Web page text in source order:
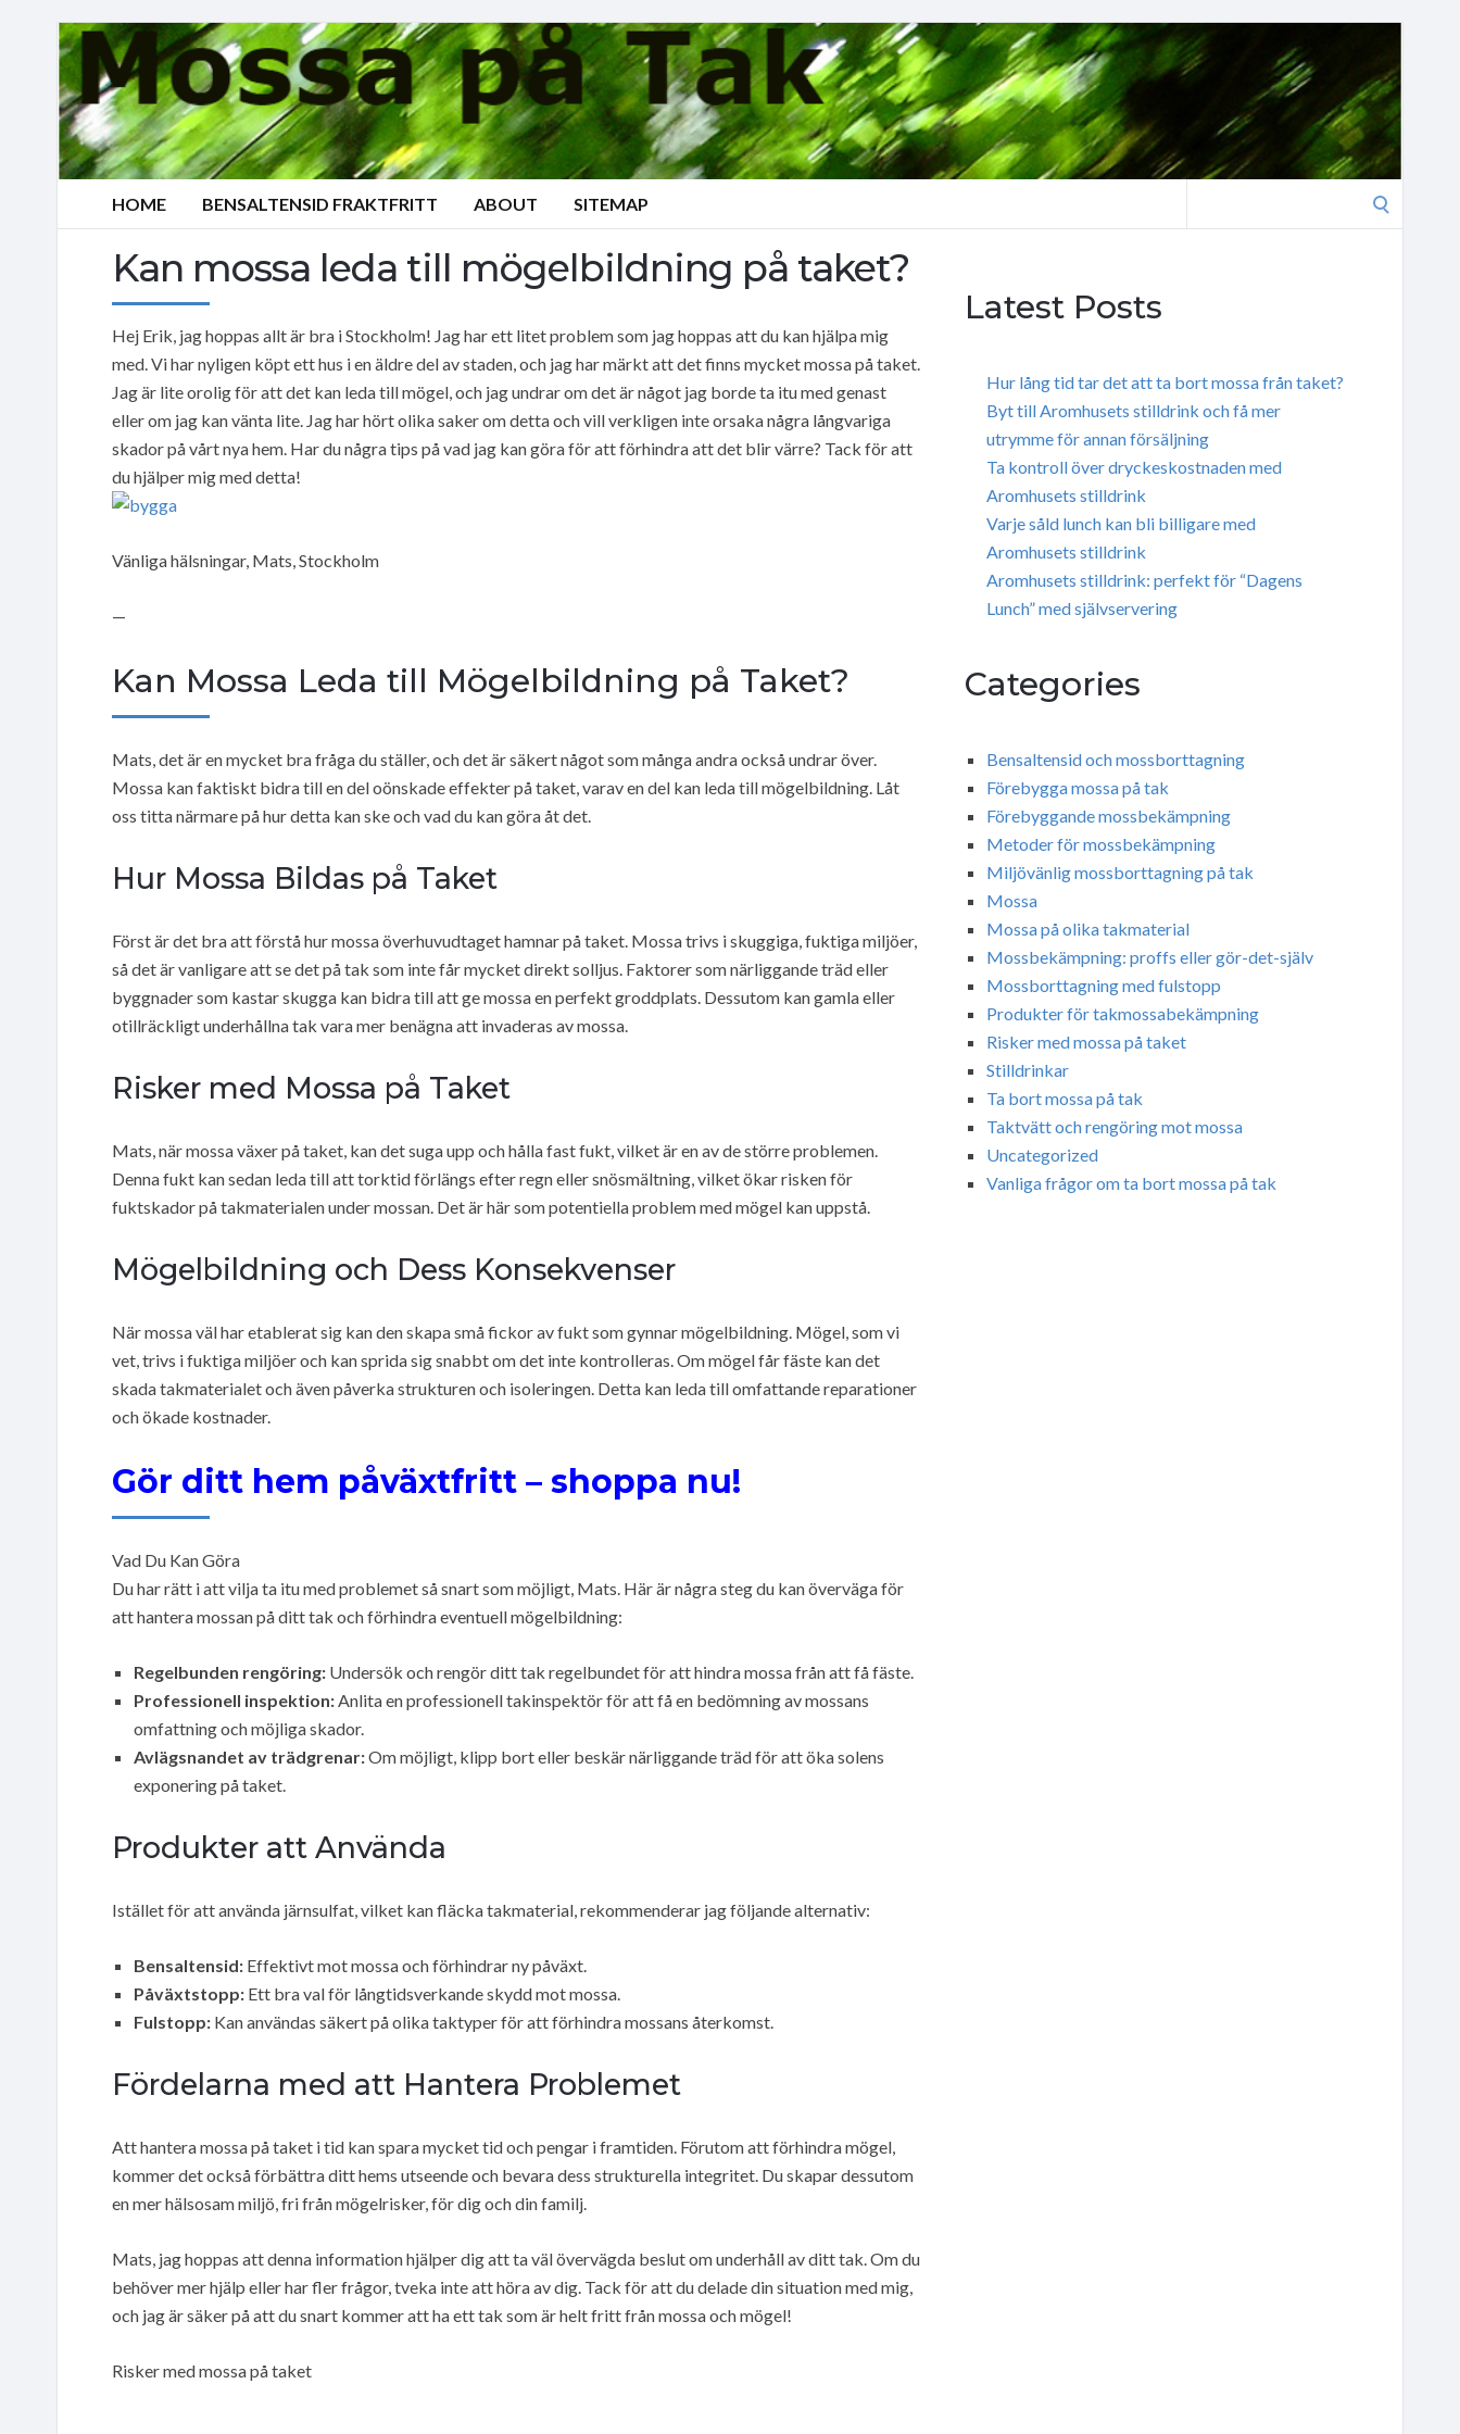
HOME BENSALTENSID FRAKTFRITT ABOUT SITEMAP
Kan mossa leda till mögelbildning på taket?
Hej Erik, jag hoppas allt är bra i Stockholm! Jag har ett litet problem som jag hoppas att du kan hjälpa mig
med. Vi har nyligen köpt ett hus i en äldre del av staden, och jag har märkt att det finns mycket mossa på taket.
Jag är lite orolig för att det kan leda till mögel, och jag undrar om det är något jag borde ta itu med genast
eller om jag kan vänta lite. Jag har hört olika saker om detta och vill verkligen inte orsaka några långvariga
skador på vårt nya hem. Har du några tips på vad jag kan göra för att förhindra att det blir värre? Tack för att
du hjälper mig med detta!
Vänliga hälsningar, Mats, Stockholm
—
Kan Mossa Leda till Mögelbildning på Taket?
Mats, det är en mycket bra fråga du ställer, och det är säkert något som många andra också undrar över.
Mossa kan faktiskt bidra till en del oönskade effekter på taket, varav en del kan leda till mögelbildning. Låt
oss titta närmare på hur detta kan ske och vad du kan göra åt det.
Hur Mossa Bildas på Taket
Först är det bra att förstå hur mossa överhuvudtaget hamnar på taket. Mossa trivs i skuggiga, fuktiga miljöer,
så det är vanligare att se det på tak som inte får mycket direkt solljus. Faktorer som närliggande träd eller
byggnader som kastar skugga kan bidra till att ge mossa en perfekt groddplats. Dessutom kan gamla eller
otillräckligt underhållna tak vara mer benägna att invaderas av mossa.
Risker med Mossa på Taket
Mats, när mossa växer på taket, kan det suga upp och hålla fast fukt, vilket är en av de större problemen.
Denna fukt kan sedan leda till att torktid förlängs efter regn eller snösmältning, vilket ökar risken för
fuktskador på takmaterialen under mossan. Det är här som potentiella problem med mögel kan uppstå.
Mögelbildning och Dess Konsekvenser
När mossa väl har etablerat sig kan den skapa små fickor av fukt som gynnar mögelbildning. Mögel, som vi
vet, trivs i fuktiga miljöer och kan sprida sig snabbt om det inte kontrolleras. Om mögel får fäste kan det
skada takmaterialet och även påverka strukturen och isoleringen. Detta kan leda till omfattande reparationer
och ökade kostnader.
Gör ditt hem påväxtfritt – shoppa nu!
Vad Du Kan Göra
Du har rätt i att vilja ta itu med problemet så snart som möjligt, Mats. Här är några steg du kan överväga för
att hantera mossan på ditt tak och förhindra eventuell mögelbildning:
Regelbunden rengöring: Undersök och rengör ditt tak regelbundet för att hindra mossa från att få fäste.
Professionell inspektion:Anlita en professionell takinspektör för att få en bedömning av mossans
omfattning och möjliga skador.
Avlägsnandet av trädgrenar:Om möjligt, klipp bort eller beskär närliggande träd för att öka solens
exponering på taket.
Produkter att Använda
Istället för att använda järnsulfat, vilket kan fläcka takmaterial, rekommenderar jag följande alternativ:
Bensaltensid: Effektivt mot mossa och förhindrar ny påväxt.
Påväxtstopp: Ett bra val för långtidsverkande skydd mot mossa.
Fulstopp: Kan användas säkert på olika taktyper för att förhindra mossans återkomst.
Fördelarna med att Hantera Problemet
Att hantera mossa på taket i tid kan spara mycket tid och pengar i framtiden. Förutom att förhindra mögel,
kommer det också förbättra ditt hems utseende och bevara dess strukturella integritet. Du skapar dessutom
en mer hälsosam miljö, fri från mögelrisker, för dig och din familj.
Mats, jag hoppas att denna information hjälper dig att ta väl övervägda beslut om underhåll av ditt tak. Om du
behöver mer hjälp eller har fler frågor, tveka inte att höra av dig. Tack för att du delade din situation med mig,
och jag är säker på att du snart kommer att ha ett tak som är helt fritt från mossa och mögel!
Risker med mossa på taket
Latest Posts
Hur lång tid tar det att ta bort mossa från taket?
Byt till Aromhusets stilldrink och få mer
utrymme för annan försäljning
Ta kontroll över dryckeskostnaden med
Aromhusets stilldrink
Varje såld lunch kan bli billigare med
Aromhusets stilldrink
Aromhusets stilldrink: perfekt för “Dagens
Lunch” med självservering
Categories
Bensaltensid och mossborttagning
Förebygga mossa på tak
Förebyggande mossbekämpning
Metoder för mossbekämpning
Miljövänlig mossborttagning på tak
Mossa
Mossa på olika takmaterial
Mossbekämpning: proffs eller gör-det-själv
Mossborttagning med fulstopp
Produkter för takmossabekämpning
Risker med mossa på taket
Stilldrinkar
Ta bort mossa på tak
Taktvätt och rengöring mot mossa
Uncategorized
Vanliga frågor om ta bort mossa på tak